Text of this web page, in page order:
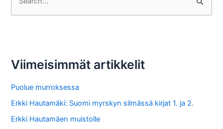
h
:
Viimeisimmät artikkelit
Puolue murroksessa
Erkki Hautamäki: Suomi myrskyn silmässä kirjat 1. ja 2.
Erkki Hautamäen muistolle